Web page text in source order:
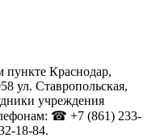
пункте Краснодар,
ул. Ставропольская,
учреждения
☎ +7 (861) 233-
18-84.